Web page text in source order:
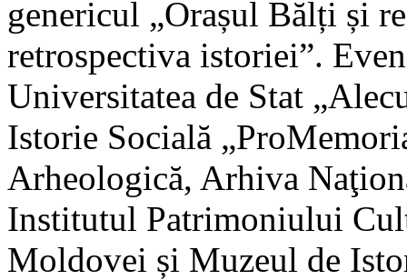
genericul „Orașul Bălți și
retrospectiva istoriei”.
Universitatea de Stat
Istorie Socială
Arheologică, Arhiva
Institutul Patrimoniului
Moldovei și Muzeul de